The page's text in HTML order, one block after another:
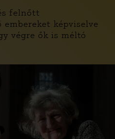
felnőtt
képviselve
végre ők is méltó